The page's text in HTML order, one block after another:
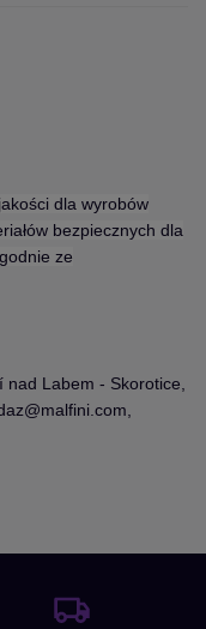
dla wyrobów
bezpiecznych dla
ze
nad Labem - Skorotice,